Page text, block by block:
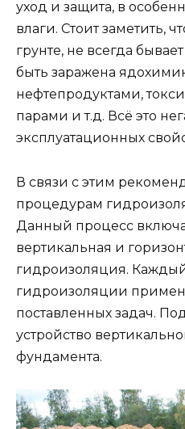
уход и защита, в
влаги. Стоит заметить,
грунте, не всегда
быть заражена
нефтепродуктами,
парами и т.д. Всё это
эксплуатационных
В связи с этим
процедурам
Данный процесс
вертикальная и
гидроизоляция.
гидроизоляции
поставленных задач.
устройство
фундамента.